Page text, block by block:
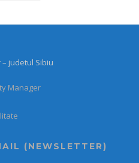
judetul Sibiu
Manager
(NEWSLETTER)